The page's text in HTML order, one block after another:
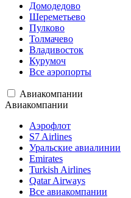
Домодедово
Шереметьево
Пулково
Толмачево
Владивосток
Курумоч
Все аэропорты
Авиакомпании
Авиакомпании
Аэрофлот
S7 Airlines
Уральские авиалинии
Emirates
Turkish Airlines
Qatar Airways
Все авиакомпании